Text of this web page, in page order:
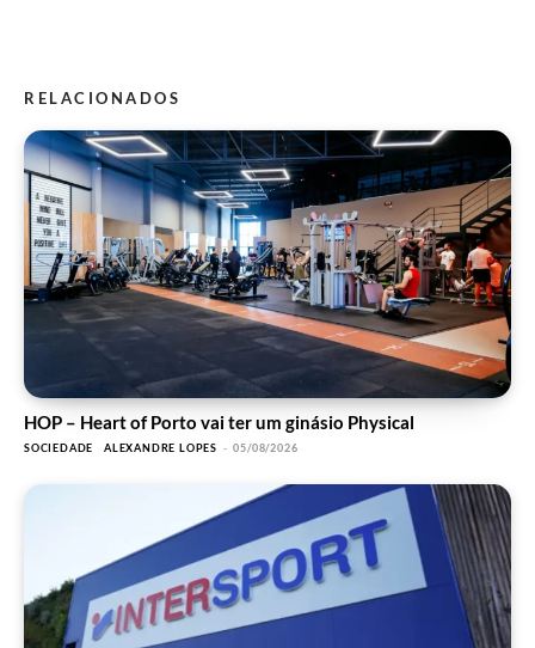
RELACIONADOS
HOP – Heart of Porto vai ter um ginásio Physical
SOCIEDADE ALEXANDRE LOPES - 05/08/2026